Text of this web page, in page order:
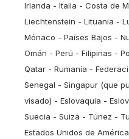
Irlanda - Italia - Costa de
Liechtenstein - Lituania -
Mónaco - Países Bajos -
Omán - Perú - Filipinas -
Qatar - Rumanía -
Senegal - Singapur (que
visado) - Eslovaquia -
Suecia - Suiza - Túnez -
Estados Unidos de